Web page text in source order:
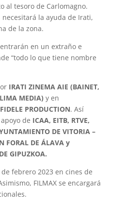
al tesoro de Carlomagno.
necesitará la ayuda de Irati,
de la zona.
en un extraño e
“todo lo que tiene nombre
IRATI ZINEMA AIE (BAINET,
MEDIA) y en
PRODUCTION. Así
de ICAA, EITB, RTVE,
DE VITORIA –
FORAL DE ÁLAVA y
GIPUZKOA.
febrero 2023 en cines de
FILMAX se encargará